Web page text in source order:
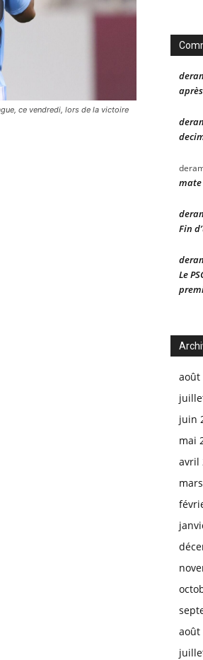
ce vendredi, lors de la victoire
mate
Fin
Le
août
juin
mai
avril
août